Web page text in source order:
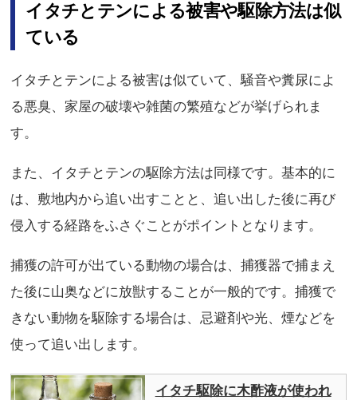
イタチとテンによる被害や駆除方法は似
ている
イタチとテンによる被害は似ていて、騒音や糞尿によ
る悪臭、家屋の破壊や雑菌の繁殖などが挙げられま
す。
また、イタチとテンの駆除方法は同様です。基本的に
は、敷地内から追い出すことと、追い出した後に再び
侵入する経路をふさぐことがポイントとなります。
捕獲の許可が出ている動物の場合は、捕獲器で捕まえ
た後に山奥などに放獣することが一般的です。捕獲で
きない動物を駆除する場合は、忌避剤や光、煙などを
使って追い出します。
イタチ駆除に木酢液が使われ